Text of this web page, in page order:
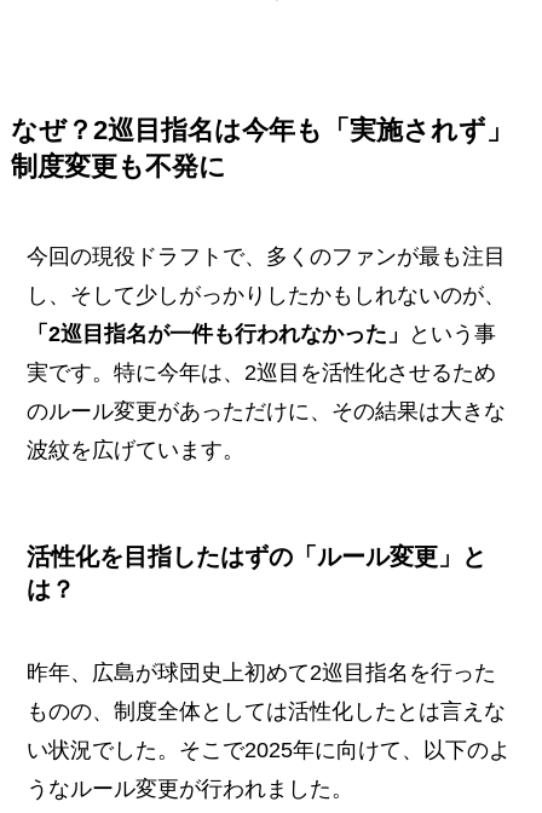
なぜ？2巡目指名は今年も「実施されず」
制度変更も不発に
今回の現役ドラフトで、多くのファンが最も注目
し、そして少しがっかりしたかもしれないのが、
「2巡目指名が一件も行われなかった」
という事
実です。特に今年は、2巡目を活性化させるため
のルール変更があっただけに、その結果は大きな
波紋を広げています。
活性化を目指したはずの「ルール変更」と
は？
昨年、広島が球団史上初めて2巡目指名を行った
ものの、制度全体としては活性化したとは言えな
い状況でした。そこで2025年に向けて、以下のよ
うなルール変更が行われました。